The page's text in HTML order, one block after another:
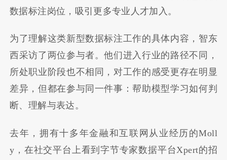
数据标注岗位，吸引更多专业人才加入。
为了理解这类新型数据标注工作的具体内容，智东
西采访了两位参与者。他们进入行业的路径不同，
所处职业阶段也不相同，对工作的感受更存在明显
差异，但都在参与同一件事：帮助模型学习如何判
断、理解与表达。
去年，拥有十多年金融和互联网从业经历的Moll
y，在社交平台上看到字节专家数据平台Xpert的招